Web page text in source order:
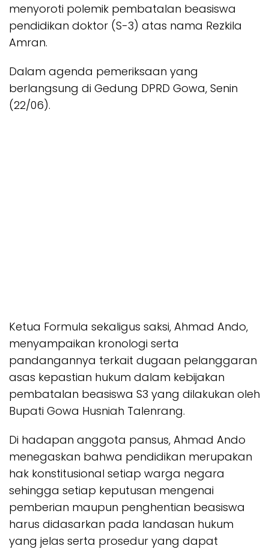
menyoroti polemik pembatalan beasiswa
pendidikan doktor (S-3) atas nama Rezkila
Amran.
Dalam agenda pemeriksaan yang
berlangsung di Gedung DPRD Gowa, Senin
(22/06).
Ketua Formula sekaligus saksi, Ahmad Ando,
menyampaikan kronologi serta
pandangannya terkait dugaan pelanggaran
asas kepastian hukum dalam kebijakan
pembatalan beasiswa S3 yang dilakukan oleh
Bupati Gowa Husniah Talenrang.
Di hadapan anggota pansus, Ahmad Ando
menegaskan bahwa pendidikan merupakan
hak konstitusional setiap warga negara
sehingga setiap keputusan mengenai
pemberian maupun penghentian beasiswa
harus didasarkan pada landasan hukum
yang jelas serta prosedur yang dapat